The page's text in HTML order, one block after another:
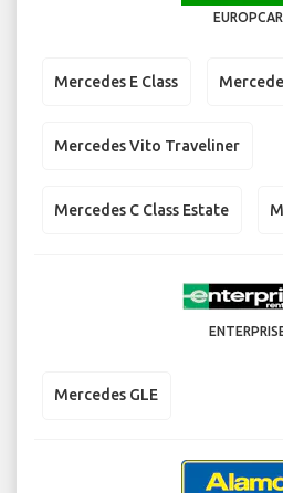
EUROPCAR
Mercedes E Class
Mercedes Vito Traveliner
Mercedes C Class Estate
Mercedes GLE